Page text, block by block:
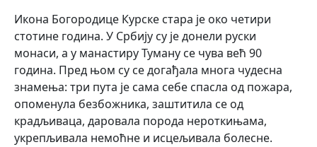
Икона Богородице Курске стара је око четири
стотине година. У Србију су је донели руски
монаси, а у манастиру Туману се чува већ 90
година. Пред њом су се догађала многа чудесна
знамења: три пута је сама себе спасла од пожара,
опоменула безбожника, заштитила се од
крадљиваца, даровала порода нероткињама,
укрепљивала немоћне и исцељивала болесне.